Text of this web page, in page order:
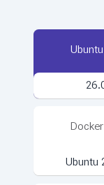
Ubuntu
Docker